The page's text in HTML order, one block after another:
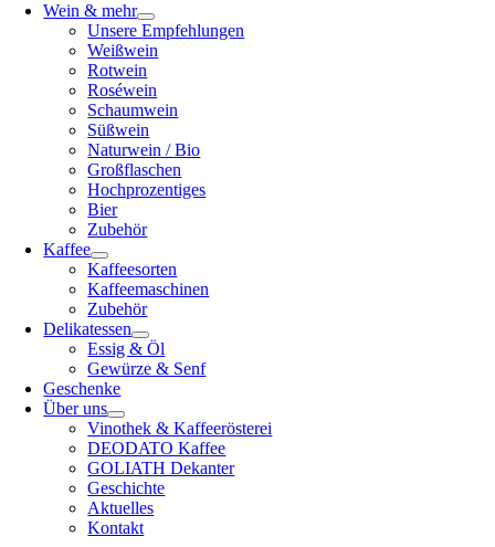
Wein & mehr
Unsere Empfehlungen
Weißwein
Rotwein
Roséwein
Schaumwein
Süßwein
Naturwein / Bio
Großflaschen
Hochprozentiges
Bier
Zubehör
Kaffee
Kaffeesorten
Kaffeemaschinen
Zubehör
Delikatessen
Essig & Öl
Gewürze & Senf
Geschenke
Über uns
Vinothek & Kaffeerösterei
DEODATO Kaffee
GOLIATH Dekanter
Geschichte
Aktuelles
Kontakt